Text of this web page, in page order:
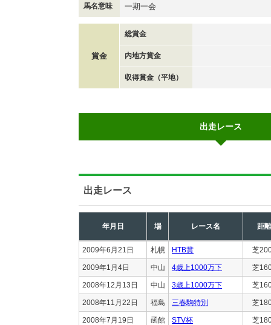
馬名意味 一期一会
賞金
総賞金
内地方賞金
収得賞金（平地）
出走レース
出走レース
年月日 場 レース名 距離
2009年6月21日 札幌 HTB賞 芝
2009年1月4日 中山 4歳上1000万下 芝
2008年12月13日 中山 3歳上1000万下 芝
2008年11月22日 福島 三春駒特別 芝
2008年7月19日 函館 STV杯 芝